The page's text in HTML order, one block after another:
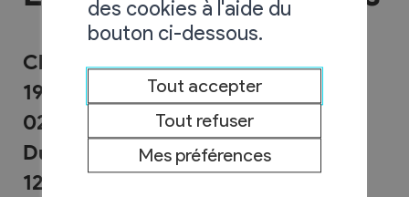
Chemin Neuf 9
1955 Chamoson
027/305.10.42
Du lundi au vendredi de 08h00 à
12h00
des cookies à l'aide du
bouton ci-dessous.
Tout accepter
Tout refuser
Mes préférences